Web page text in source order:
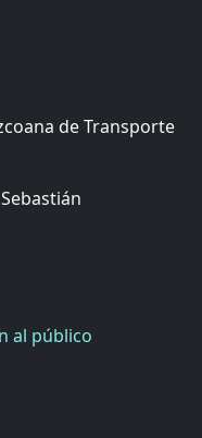
de Transporte
al público